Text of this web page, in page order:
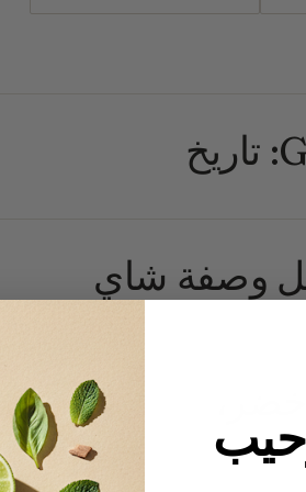
Après l’Ondée من Guerlain: تاريخ
وصفة شاي